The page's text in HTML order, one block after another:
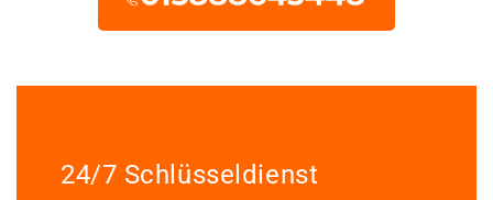
24/7 Schlüsseldienst